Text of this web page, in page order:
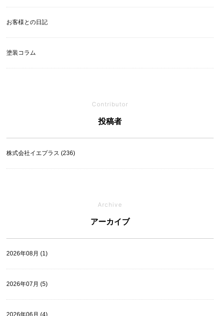
お客様との日記
塗装コラム
Contributor
投稿者
株式会社イエプラス (236)
Archive
アーカイブ
2026年08月 (1)
2026年07月 (5)